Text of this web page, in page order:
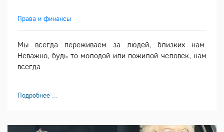
Права и финансы
Мы всегда переживаем за людей, близких нам.
Неважно, будь то молодой или пожилой человек, нам
всегда...
Подробнее ...